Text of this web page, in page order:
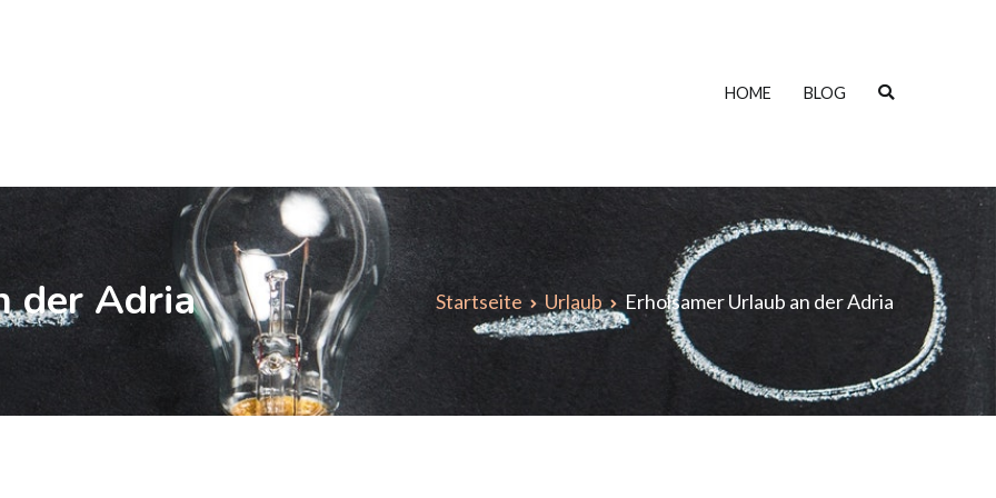
HOME BLOG
der Adria Startseite Urlaub Erholsamer Urlaub an der Adria